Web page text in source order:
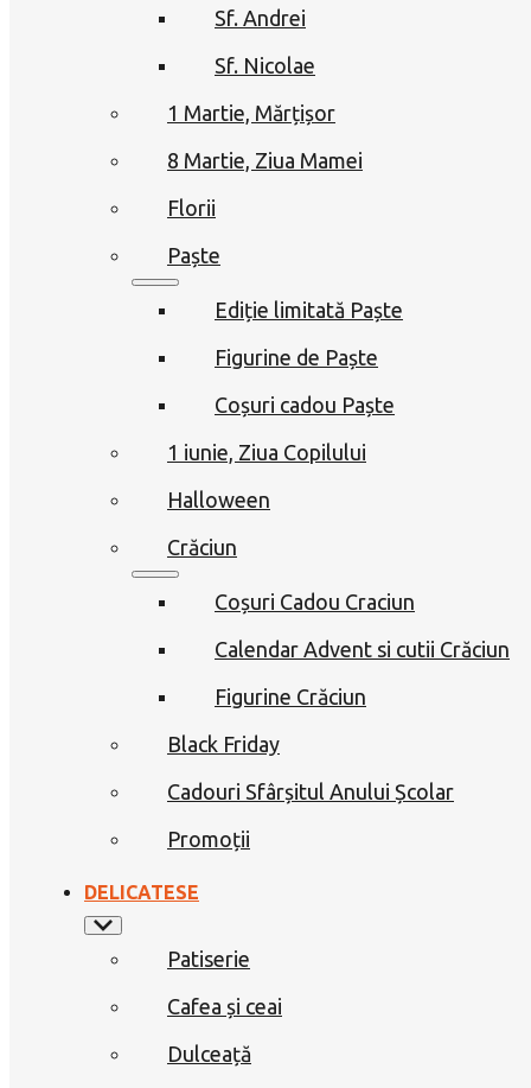
Sf. Andrei
Sf. Nicolae
1 Martie, Mărțișor
8 Martie, Ziua Mamei
Florii
Paște
Ediție limitată Paște
Figurine de Paște
Coșuri cadou Paște
1 iunie, Ziua Copilului
Halloween
Crăciun
Coșuri Cadou Craciun
Calendar Advent si cutii Crăciun
Figurine Crăciun
Black Friday
Cadouri Sfârșitul Anului Școlar
Promoții
DELICATESE
Patiserie
Cafea și ceai
Dulceață